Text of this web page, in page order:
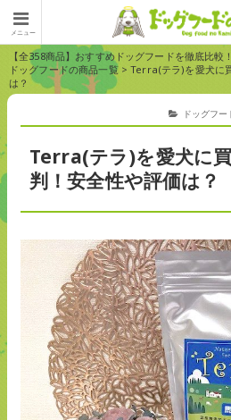
メニュー
【全358商品】おすすめドッグフードを徹底比較
ドッグフードの商品一覧>Terra(テラ)を愛犬に
は？
ドッグフ
Terra(テラ)を愛犬に
判！安全性や評価は？